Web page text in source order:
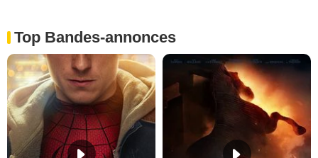
Top Bandes-annonces